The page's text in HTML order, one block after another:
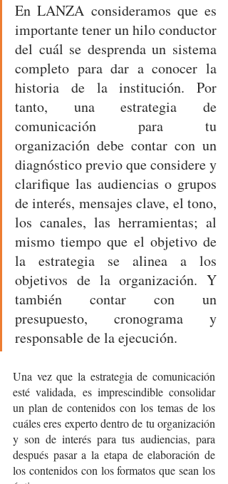
En LANZA consideramos que es
importante tener un hilo conductor
del cuál se desprenda un sistema
completo para dar a conocer la
historia de la institución. Por
tanto, una estrategia de
comunicación para tu
organización debe contar con un
diagnóstico previo que considere y
clarifique las audiencias o grupos
de interés, mensajes clave, el tono,
los canales, las herramientas; al
mismo tiempo que el objetivo de
la estrategia se alinea a los
objetivos de la organización. Y
también contar con un
presupuesto, cronograma y
responsable de la ejecución.
Una vez que la estrategia de comunicación
esté validada, es imprescindible consolidar
un plan de contenidos con los temas de los
cuáles eres experto dentro de tu organización
y son de interés para tus audiencias, para
después pasar a la etapa de elaboración de
los contenidos con los formatos que sean los